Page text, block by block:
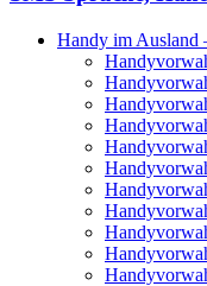
Handy im Ausland